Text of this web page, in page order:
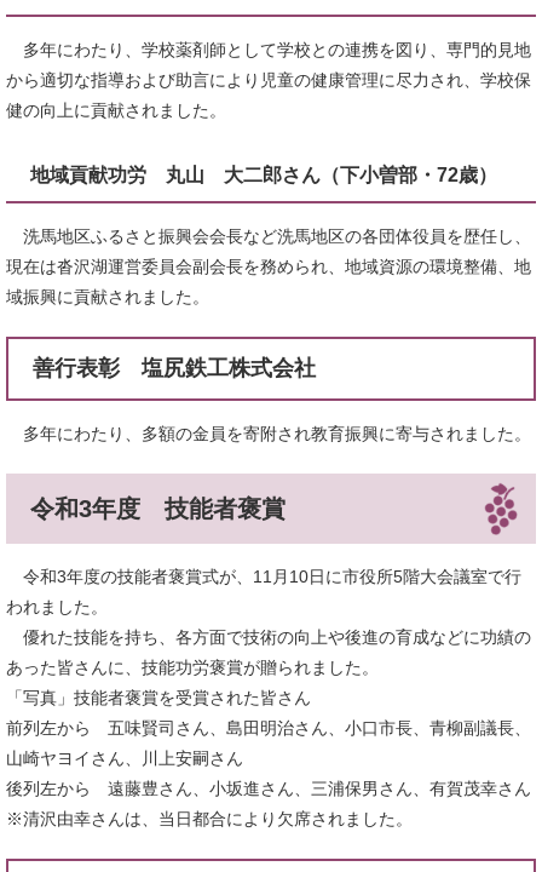
多年にわたり、学校薬剤師として学校との連携を図り、専門的見地
から適切な指導および助言により児童の健康管理に尽力され、学校保
健の向上に貢献されました。
地域貢献功労 丸山 大二郎さん（下小曽部・72歳）
洗馬地区ふるさと振興会会長など洗馬地区の各団体役員を歴任し、
現在は沓沢湖運営委員会副会長を務められ、地域資源の環境整備、地
域振興に貢献されました。
善行表彰 塩尻鉄工株式会社
多年にわたり、多額の金員を寄附され教育振興に寄与されました。
令和3年度 技能者褒賞
令和3年度の技能者褒賞式が、11月10日に市役所5階大会議室で行
われました。
優れた技能を持ち、各方面で技術の向上や後進の育成などに功績の
あった皆さんに、技能功労褒賞が贈られました。
「写真」技能者褒賞を受賞された皆さん
前列左から 五味賢司さん、島田明治さん、小口市長、青柳副議長、
山崎ヤヨイさん、川上安嗣さん
後列左から 遠藤豊さん、小坂進さん、三浦保男さん、有賀茂幸さん
※清沢由幸さんは、当日都合により欠席されました。